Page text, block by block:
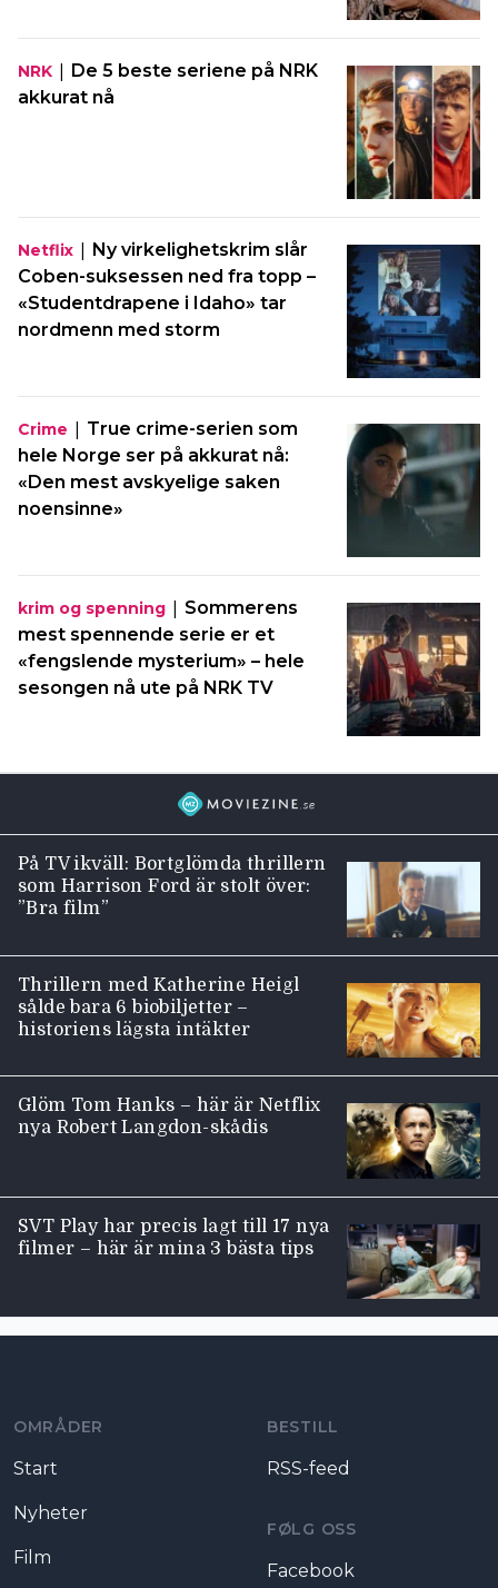
NRK | De 5 beste seriene på NRK
akkurat nå
Netflix | Ny virkelighetskrim slår
Coben-suksessen ned fra topp –
«Studentdrapene i Idaho» tar
nordmenn med storm
Crime | True crime-serien som
hele Norge ser på akkurat nå:
«Den mest avskyelige saken
noensinne»
krim og spenning | Sommerens
mest spennende serie er et
«fengslende mysterium» – hele
sesongen nå ute på NRK TV
På TV ikväll: Bortglömda thrillern
som Harrison Ford är stolt över:
”Bra film”
Thrillern med Katherine Heigl
sålde bara 6 biobiljetter –
historiens lägsta intäkter
Glöm Tom Hanks – här är Netflix
nya Robert Langdon-skådis
SVT Play har precis lagt till 17 nya
filmer – här är mina 3 bästa tips
OMRÅDER
Start
Nyheter
Film
BESTILL
RSS-feed
FØLG OSS
Facebook